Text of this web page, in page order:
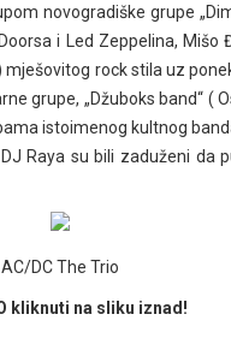
novogradiške grupe
i Led Zeppelina,
rock stila uz
grupe, „Džuboks band“ (
istoimenog kultnog
Raya su bili zaduženi da
AC/DC The Trio
kliknuti na sliku iznad!